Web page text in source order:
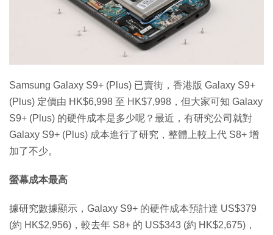
Samsung Galaxy S9+ (Plus) 已賣街，香港版 Galaxy S9+
(Plus) 定價由 HK$6,998 至 HK$7,998，但大家可知 Galaxy
S9+ (Plus) 的硬件成本是多少呢？最近，有研究公司就對
Galaxy S9+ (Plus) 成本進行了研究，整體上較上代 S8+ 增
加了不少。
螢幕成本最高
據研究數據顯示，Galaxy S9+ 的硬件成本預計達 US$379
(約 HK$2,956)，較去年 S8+ 的 US$343 (約 HK$2,675)，